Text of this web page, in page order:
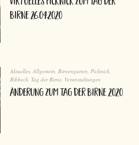
Birne 26.04.2020
Aktuelles ,Allgemein Birnengarten Picknick
Ribbeck Tag der Birne Veranstaltungen
Änderung zum Tag der Birne 2020